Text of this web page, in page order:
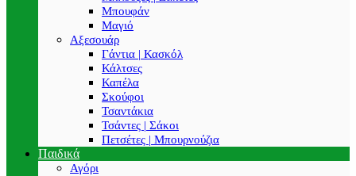
Μπουφάν
Μαγιό
Αξεσουάρ
Γάντια | Κασκόλ
Κάλτσες
Καπέλα
Σκούφοι
Τσαντάκια
Τσάντες | Σάκοι
Πετσέτες | Μπουρνούζια
Παιδικά
Αγόρι